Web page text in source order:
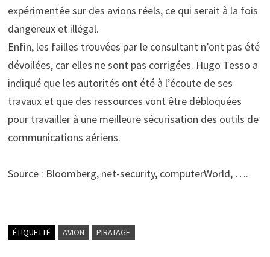
expérimentée sur des avions réels, ce qui serait à la fois
dangereux et illégal.
Enfin, les failles trouvées par le consultant n’ont pas été
dévoilées, car elles ne sont pas corrigées. Hugo Tesso a
indiqué que les autorités ont été à l’écoute de ses
travaux et que des ressources vont être débloquées
pour travailler à une meilleure sécurisation des outils de
communications aériens.
Source : Bloomberg, net-security, computerWorld, ….
ÉTIQUETTÉ AVION PIRATAGE